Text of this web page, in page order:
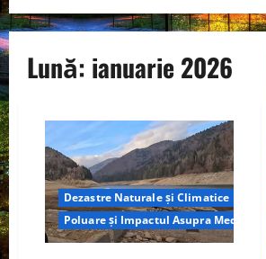
Lună: ianuarie 2026
Dezastre Naturale și Climatice
Poluare și Impactul Asupra Mediului